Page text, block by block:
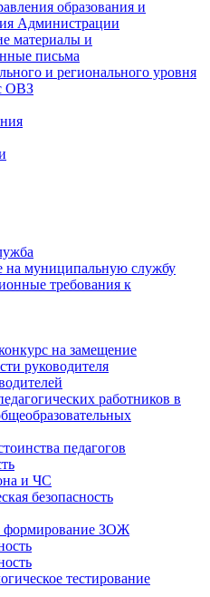
образования и
Администрации
материалы и
письма
и регионального уровня
ОВЗ
на муниципальную службу
требования к
на замещение
руководителя
работников в
педагогов
и ЧС
безопасность
формирование ЗОЖ
тестирование